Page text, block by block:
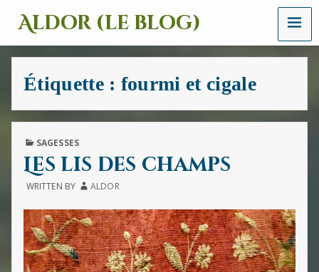
Aldor (le blog)
Un
site
avec
des
des
images
et
sons
MENU
Étiquette : fourmi et cigale
PUBLISHED
SAGESSES
Les lis des champs
WRITTEN BY ALDOR